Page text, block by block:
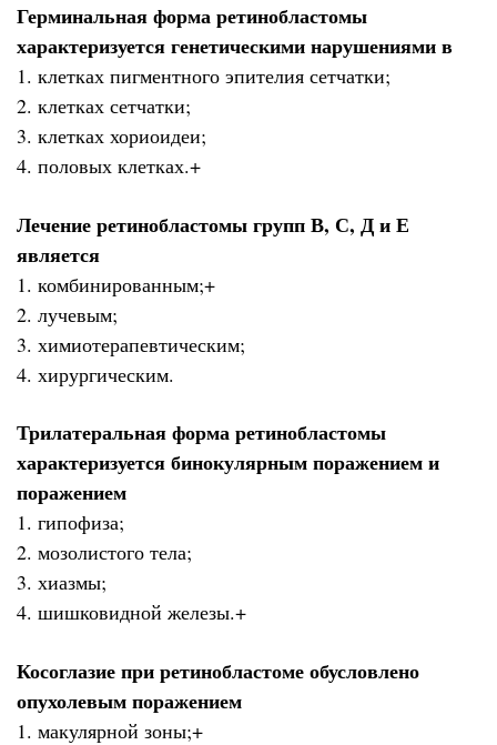
Герминальная форма ретинобластомы
характеризуется генетическими нарушениями в
1. клетках пигментного эпителия сетчатки;
2. клетках сетчатки;
3. клетках хориоидеи;
4. половых клетках.+
Лечение ретинобластомы групп В, С, Д и Е
является
1. комбинированным;+
2. лучевым;
3. химиотерапевтическим;
4. хирургическим.
Трилатеральная форма ретинобластомы
характеризуется бинокулярным поражением и
поражением
1. гипофиза;
2. мозолистого тела;
3. хиазмы;
4. шишковидной железы.+
Косоглазие при ретинобластоме обусловлено
опухолевым поражением
1. макулярной зоны;+